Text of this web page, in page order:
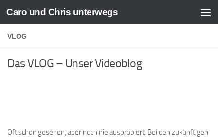
Zum Inhalt springen
Caro und Chris unterwegs
VLOG
Das VLOG – Unser Videoblog
Oft schon gesehen, aber noch nie ausprobiert. Bei den zukünftigen